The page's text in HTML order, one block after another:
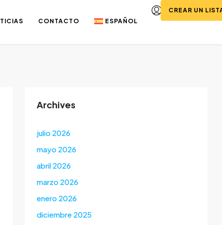
CONTACTO ESPAÑOL
CREAR UN
Archives
julio 2026
mayo 2026
abril 2026
marzo 2026
enero 2026
diciembre 2025